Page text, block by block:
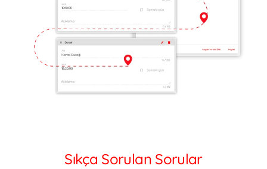
Sıkça Sorulan Sorular